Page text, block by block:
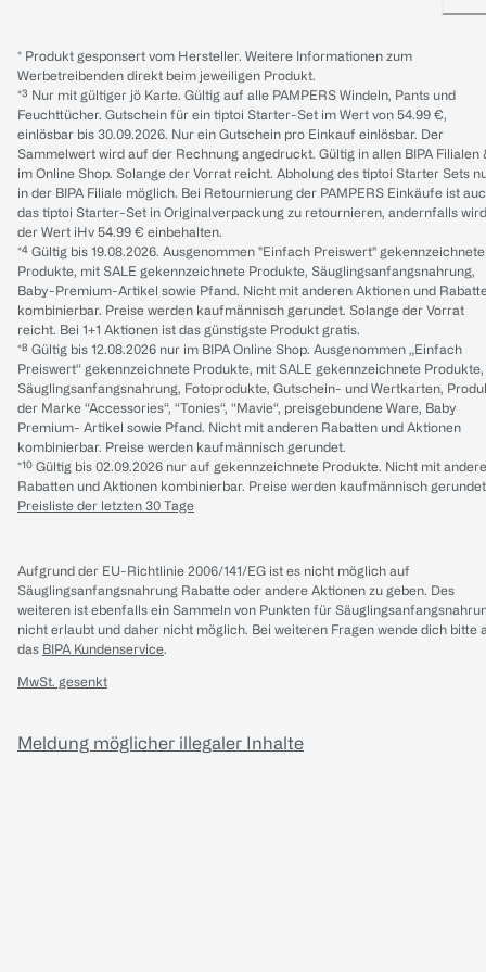
* Produkt gesponsert vom Hersteller. Weitere Informationen zum
Werbetreibenden direkt beim jeweiligen Produkt.
*³ Nur mit gültiger jö Karte. Gültig auf alle PAMPERS Windeln, Pants und
Feuchttücher. Gutschein für ein tiptoi Starter-Set im Wert von 54.99 €,
einlösbar bis 30.09.2026. Nur ein Gutschein pro Einkauf einlösbar. Der
Sammelwert wird auf der Rechnung angedruckt. Gültig in allen BIPA Filialen
im Online Shop. Solange der Vorrat reicht. Abholung des tiptoi Starter Sets
in der BIPA Filiale möglich. Bei Retournierung der PAMPERS Einkäufe ist
das tiptoi Starter-Set in Originalverpackung zu retournieren, andernfalls wird
der Wert iHv 54.99 € einbehalten.
*⁴ Gültig bis 19.08.2026. Ausgenommen "Einfach Preiswert" gekennzeichnete
Produkte, mit SALE gekennzeichnete Produkte, Säuglingsanfangsnahrung,
Baby-Premium-Artikel sowie Pfand. Nicht mit anderen Aktionen und
kombinierbar. Preise werden kaufmännisch gerundet. Solange der Vorrat
reicht. Bei 1+1 Aktionen ist das günstigste Produkt gratis.
*⁸ Gültig bis 12.08.2026 nur im BIPA Online Shop. Ausgenommen „Einfach
Preiswert“ gekennzeichnete Produkte, mit SALE gekennzeichnete Produkte,
Säuglingsanfangsnahrung, Fotoprodukte, Gutschein- und Wertkarten,
der Marke “Accessories“, “Tonies“, “Mavie“, preisgebundene Ware, Baby
Premium- Artikel sowie Pfand. Nicht mit anderen Rabatten und Aktionen
kombinierbar. Preise werden kaufmännisch gerundet.
*¹⁰ Gültig bis 02.09.2026 nur auf gekennzeichnete Produkte. Nicht mit
Rabatten und Aktionen kombinierbar. Preise werden kaufmännisch
Preisliste der letzten 30 Tage
Aufgrund der EU-Richtlinie 2006/141/EG ist es nicht möglich auf
Säuglingsanfangsnahrung Rabatte oder andere Aktionen zu geben. Des
weiteren ist ebenfalls ein Sammeln von Punkten für
nicht erlaubt und daher nicht möglich. Bei weiteren Fragen wende dich bitte
das BIPA Kundenservice.
MwSt. gesenkt
Meldung möglicher illegaler Inhalte